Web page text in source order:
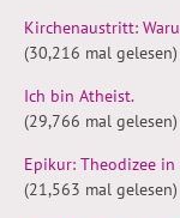
Kirchenaustritt:
(30,216 mal gelesen)
Ich bin Atheist.
(29,766 mal gelesen)
Epikur: Theodizee in
(21,563 mal gelesen)